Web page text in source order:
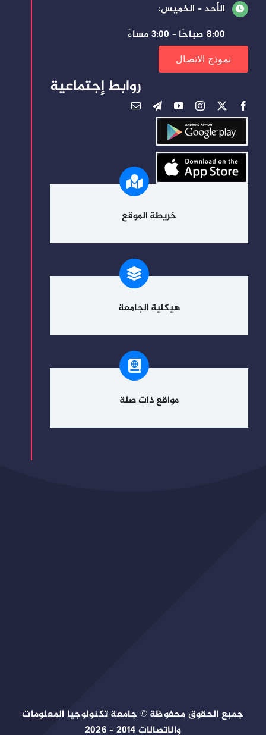
الأحد – الخميس:
8:00 صباحًا – 3:00 مساءً
نموذج الاتصال
روابط إجتماعية
خريطة الموقع
هيكلية الجامعة
مواقع ذات صلة
جمبع الحقوق محفوظة © جامعة تكنولوجيا المعلومات
والاتصالات 2014 – 2026